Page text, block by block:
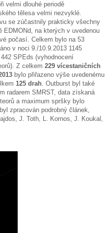
velmi dlouhé periodě
tělesa velmi nezvyklé.
se zúčastnily prakticky všechny
EDMONd, na kterých v uvedenou
počasí. Celkem bylo na 53
v noci 9./10.9.2013 1145
SPEds (vyhodnocení
Z celkem 229 vícestaničních
bylo přiřazeno výše uvedenému
125 drah. Outburst byl také
radarem SMRST, data získaná
a maximum spršky bylo
zpracován podrobný článek,
J. Toth, L. Kornos, J. Koukal,